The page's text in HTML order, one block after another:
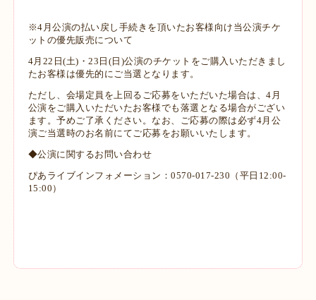
※4月公演の払い戻し手続きを頂いたお客様向け当公演チケ
ットの優先販売について
4月22日(土)・23日(日)公演のチケットをご購入いただきまし
たお客様は優先的にご当選となります。
ただし、会場定員を上回るご応募をいただいた場合は、4月
公演をご購入いただいたお客様でも落選となる場合がござい
ます。予めご了承ください。なお、ご応募の際は必ず4月公
演ご当選時のお名前にてご応募をお願いいたします。
◆公演に関するお問い合わせ
ぴあライブインフォメーション：0570-017-230（平日12:00-
15:00）